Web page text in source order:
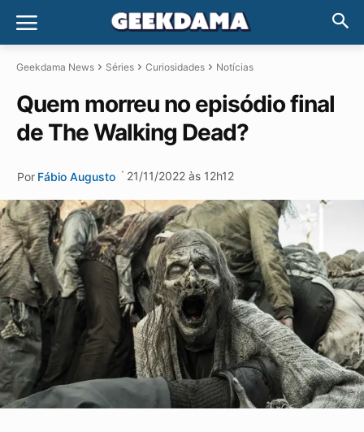
Geekdama News Séries Curiosidades Notícias
Quem morreu no episódio final
de The Walking Dead?
Por Fábio Augusto · 21/11/2022 às 12h12